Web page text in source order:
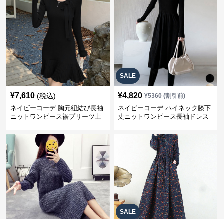
¥7,610 (税込)
ネイビーコーデ 胸元紐結び長袖
ニットワンピース裾プリーツ上
SALE
¥4,820 ¥5360(割引前)
ネイビーコーデ ハイネック膝下
丈ニットワンピース長袖ドレス
SALE